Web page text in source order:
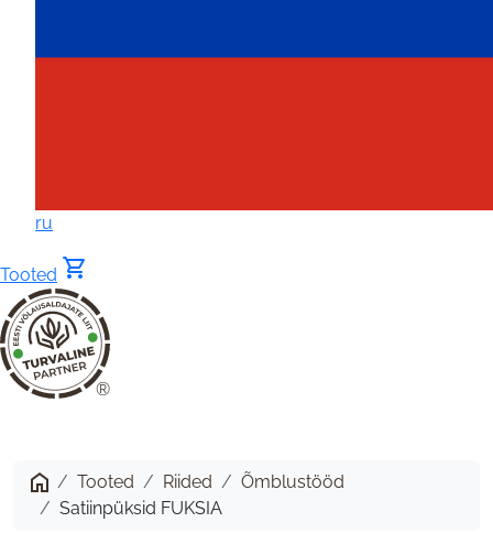
ru
Tooted shopping_cart
®
Tooted Riided
Õmblustööd
Satiinpüksid FUKSIA